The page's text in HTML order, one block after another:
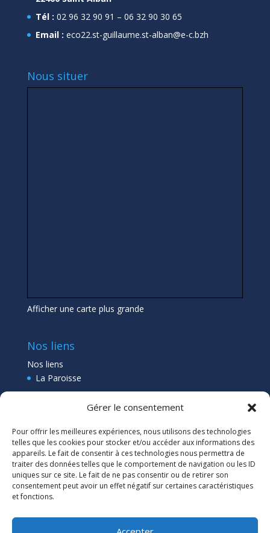
Gérer le consentement
Pour offrir les meilleures expériences, nous utilisons des technologies
telles que les cookies pour stocker et/ou accéder aux informations des
appareils. Le fait de consentir à ces technologies nous permettra de
traiter des données telles que le comportement de navigation ou les ID
uniques sur ce site. Le fait de ne pas consentir ou de retirer son
consentement peut avoir un effet négatif sur certaines caractéristiques
et fonctions.
Tél : 02 96 32 90 91 – 06 32 90 30 65
Email : eco22.st-guillaume.st-alban@e-c.bzh
Nous situer
Afficher une carte plus grande
Nos liens
Nos liens
La Paroisse
Ecole Pléneuf Val André–Erquy – Planguenoual
Lien admin